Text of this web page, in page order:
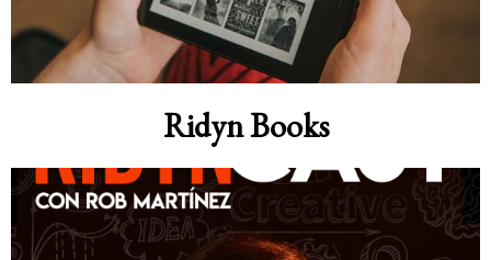
Ridyn Books